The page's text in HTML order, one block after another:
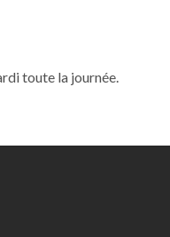
toute la journée.